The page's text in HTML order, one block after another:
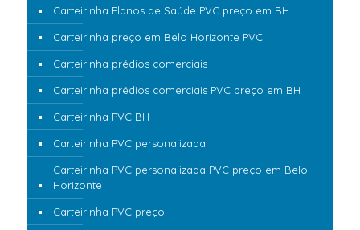
Carteirinha Planos de Saúde PVC preço em BH
Carteirinha preço em Belo Horizonte PVC
Carteirinha prédios comerciais
Carteirinha prédios comerciais PVC preço em BH
Carteirinha PVC BH
Carteirinha PVC personalizada
Carteirinha PVC personalizada PVC preço em Belo
Horizonte
Carteirinha PVC preço